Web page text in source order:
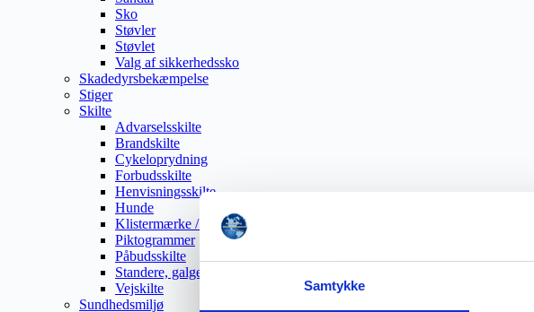
Samtykke
Sko
Støvler
Støvlet
Valg af sikkerhedssko
Skadedyrsbekæmpelse
Stiger
Skilte
Advarselsskilte
Brandskilte
Cykeloprydning
Forbudsskilte
Henvisningsskilte
Hunde
Klistermærke / Markat
Piktogrammer
Påbudsskilte
Standere, galger og beslag
Vejskilte
Sundhedsmiljø